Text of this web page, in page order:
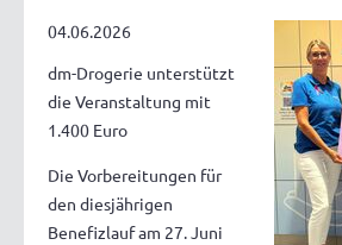
04.06.2026
dm-Drogerie unterstützt
die Veranstaltung mit
1.400 Euro
Die Vorbereitungen für
den diesjährigen
Benefizlauf am 27. Juni